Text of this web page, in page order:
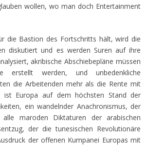
wollen, wo man doch Entertainment
die Bastion des Fortschritts hält, wird die
diskutiert und es werden Suren auf ihre
akribische Abschiebepläne müssen
erstellt werden, und unbedenkliche
die Arbeitenden mehr als die Rente mit
ist Europa auf dem höchsten Stand der
ein wandelnder Anachronismus, der
maroden Diktaturen der arabischen
der die tunesischen Revolutionäre
der offenen Kumpanei Europas mit